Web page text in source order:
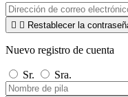
  Restablecer la
Nuevo registro de cuenta
Sr. Sra.